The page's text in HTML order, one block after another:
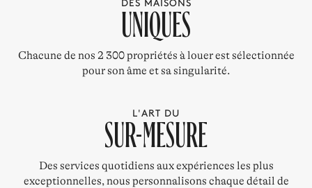
UNIQUES
Chacune de nos 2 300 propriétés à louer est sélectionnée
pour son âme et sa singularité.
L'ART DU
SUR-MESURE
Des services quotidiens aux expériences les plus
exceptionnelles, nous personnalisons chaque détail de